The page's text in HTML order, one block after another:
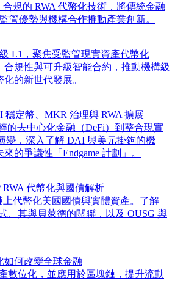
合規的 RWA 代幣化技術，將傳統金融
管優勢與機構合作推動產業創新。
L1，聚焦受監管現實資產代幣化
合規性與可升級智能合約，推動機構級
的新世代發展。
穩定幣、MKR 治理與 RWA 擴展
的去中心化金融（DeFi）到整合現實
變，深入了解 DAI 與美元掛鉤的機
的爭議性「Endgame 計劃」。
RWA 代幣化與國債解析
上代幣化美國國債與實體資產。了解
、其與貝萊德的關聯，以及 OUSG 與
如何改變全球金融
數位化，並應用於區塊鏈，提升流動